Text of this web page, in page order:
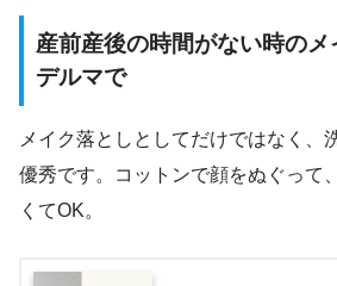
産前産後の時間がない時の
デルマで
メイク落としとしてだけではなく、
優秀です。コットンで顔をぬぐって
くてOK。